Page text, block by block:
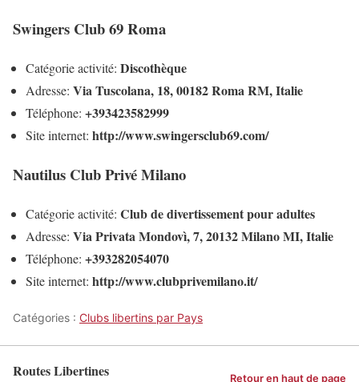
Swingers Club 69 Roma
Catégorie activité: Discothèque
Adresse: Via Tuscolana, 18, 00182 Roma RM, Italie
Téléphone: +393423582999
Site internet: http://www.swingersclub69.com/
Nautilus Club Privé Milano
Catégorie activité: Club de divertissement pour adultes
Adresse: Via Privata Mondovì, 7, 20132 Milano MI, Italie
Téléphone: +393282054070
Site internet: http://www.clubprivemilano.it/
Catégories : Clubs libertins par Pays
Routes Libertines Retour en haut de page